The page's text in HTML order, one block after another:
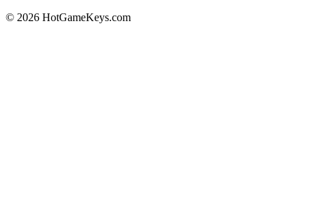
© 2026 HotGameKeys.com